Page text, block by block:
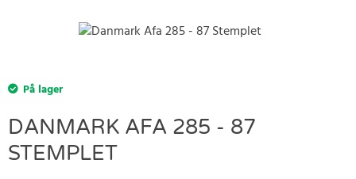
På lager
DANMARK AFA 285 - 87
STEMPLET